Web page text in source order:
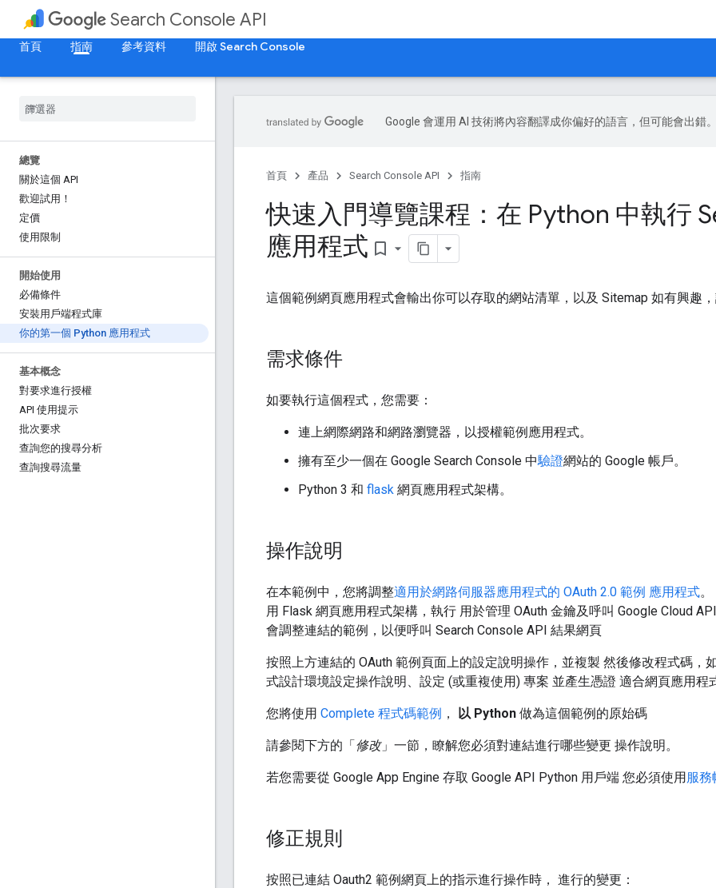
Search Console API
首頁 指南 參考資料 開啟 Search Console
總覽
關於這個 API
歡迎試用！
定價
使用限制
開始使用
必備條件
安裝用戶端程式庫
你的第一個 Python 應用程式
基本概念
對要求進行授權
API 使用提示
批次要求
查詢您的搜尋分析
查詢搜尋流量
Google 會運用 AI 技術將內容翻譯成你偏好的語言，但可能會出錯
首頁 產品 Search Console API 指南
快速入門導覽課程：在 Python 中執行
應用程式 bookmark_border
這個範例網頁應用程式會輸出你可以存取的網站清單，以及 Sitemap 如有興趣
需求條件
如要執行這個程式，您需要：
連上網際網路和網路瀏覽器，以授權範例應用程式。
擁有至少一個在 Google Search Console 中驗證網站的 Google 帳戶。
Python 3 和 flask 網頁應用程式架構。
操作說明
在本範例中，您將調整適用於網路伺服器應用程式的 OAuth 2.0 範例 應用程式。
用 Flask 網頁應用程式架構，執行 用於管理 OAuth 金鑰及呼叫 Google Cloud
會調整連結的範例，以便呼叫 Search Console API 結果網頁
按照上方連結的 OAuth 範例頁面上的設定說明操作，並複製 然後修改程式碼，
式設計環境設定操作說明、設定 (或重複使用) 專案 並產生憑證 適合網頁應用程
您將使用 Complete 程式碼範例 ， 以 Python 做為這個範例的原始碼
請參閱下方的「修改」一節，瞭解您必須對連結進行哪些變更 操作說明。
若您需要從 Google App Engine 存取 Google API Python 用戶端 您必須使用服務
修正規則
按照已連結 Oauth2 範例網頁上的指示進行操作時， 進行的變更：